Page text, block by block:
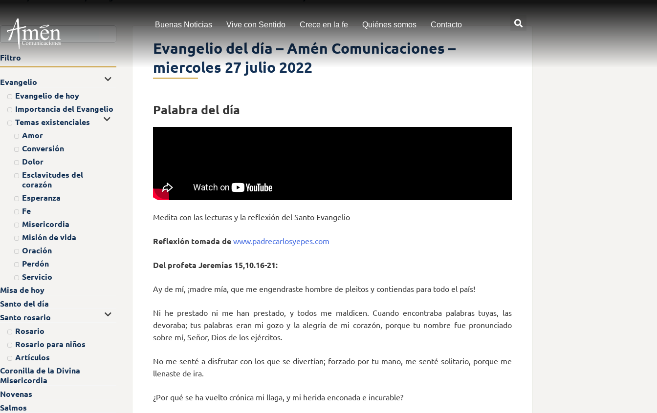
Buenas Noticias Vive con Sentido Crece en la fe Quiénes somos Contacto
Filtro
Evangelio
Evangelio de hoy
Importancia del Evangelio
Temas existenciales
Amor
Conversión
Dolor
Esclavitudes del
corazón
Esperanza
Fe
Misericordia
Misión de vida
Oración
Perdón
Servicio
Misa de hoy
Santo del día
Santo rosario
Rosario
Rosario para niños
Artículos
Coronilla de la Divina
Misericordia
Novenas
Salmos
Evangelio del día – Amén Comunicaciones –
miercoles 27 julio 2022
Palabra del día
Medita con las lecturas y la reflexión del Santo Evangelio
Reflexión tomada de www.padrecarlosyepes.com
Del profeta Jeremías 15,10.16-21:
Ay de mí, ¡madre mía, que me engendraste hombre de pleitos y contiendas para todo el país!
Ni he prestado ni me han prestado, y todos me maldicen. Cuando encontraba palabras tuyas, las
devoraba; tus palabras eran mi gozo y la alegría de mi corazón, porque tu nombre fue pronunciado
sobre mí, Señor, Dios de los ejércitos.
No me senté a disfrutar con los que se divertían; forzado por tu mano, me senté solitario, porque me
llenaste de ira.
¿Por qué se ha vuelto crónica mi llaga, y mi herida enconada e incurable?